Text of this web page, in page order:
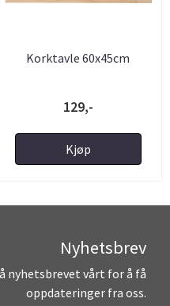
Korktavle 60x45cm
129,-
Kjøp
Nyhetsbrev
nyhetsbrevet vårt for å få
oppdateringer fra oss.